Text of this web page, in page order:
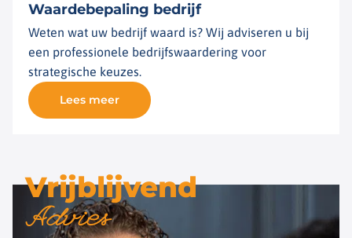
Waardebepaling bedrijf
Weten wat uw bedrijf waard is? Wij adviseren u bij
een professionele bedrijfswaardering voor
strategische keuzes.
Lees meer
Vrijblijvend
Advies